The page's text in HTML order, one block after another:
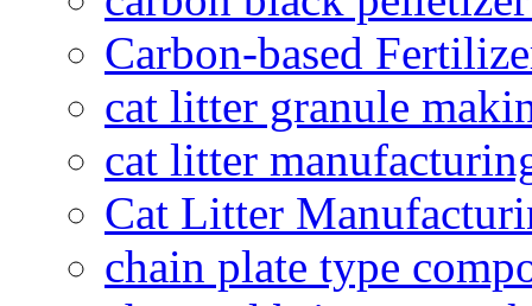
Carbon-based
cat litter granule
cat litter
Cat Litter
chain plate type